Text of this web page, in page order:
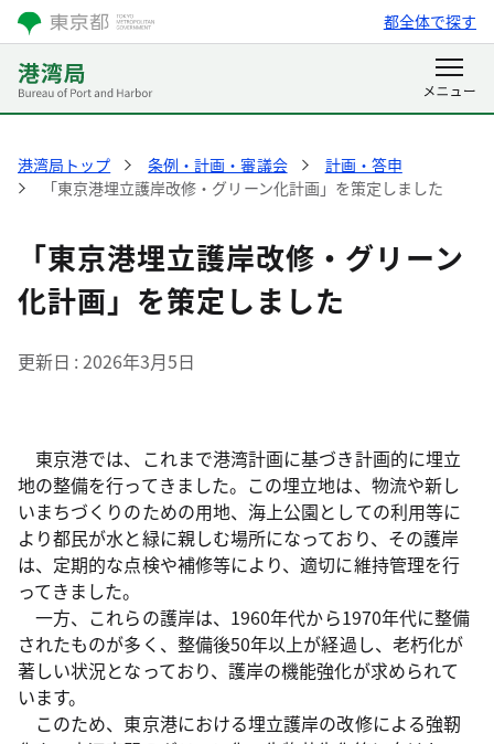
都全体で探す
港湾局トップ 条例・計画・審議会
計画・答申
「東京港埋立護岸改修・グリーン化計画」を策定しました
「東京港埋立護岸改修・グリーン
化計画」を策定しました
更新日 2026年3月5日
東京港では、これまで港湾計画に基づき計画的に埋立
地の整備を行ってきました。この埋立地は、物流や新し
いまちづくりのための用地、海上公園としての利用等に
より都民が水と緑に親しむ場所になっており、その護岸
は、定期的な点検や補修等により、適切に維持管理を行
ってきました。
一方、これらの護岸は、1960年代から1970年代に整備
されたものが多く、整備後50年以上が経過し、老朽化が
著しい状況となっており、護岸の機能強化が求められて
います。
このため、東京港における埋立護岸の改修による強靭